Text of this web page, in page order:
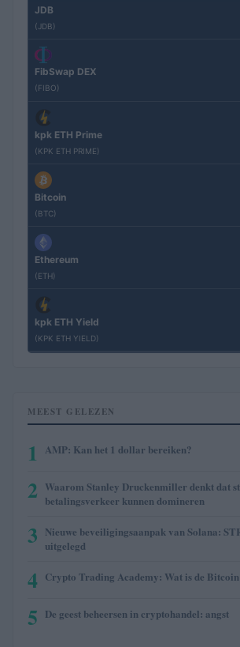
JDB
(JDB)
FibSwap DEX
(FIBO)
kpk ETH Prime
(KPK ETH PRIME)
Bitcoin
(BTC)
Ethereum
(ETH)
kpk ETH Yield
(KPK ETH YIELD)
MEEST GELEZEN
1 AMP: Kan het 1 dollar bereiken?
2 Waarom Stanley Druckenmiller denkt dat
betalingsverkeer kunnen domineren
3 Nieuwe beveiligingsaanpak van Solana:
uitgelegd
4 Crypto Trading Academy: Wat is de
5 De geest beheersen in cryptohandel: angst